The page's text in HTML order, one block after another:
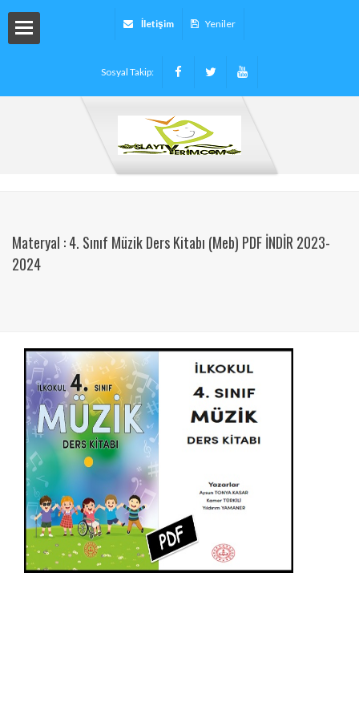
İletişim Yeniler
Sosyal Takip:
Materyal : 4. Sınıf Müzik Ders Kitabı (Meb) PDF İNDİR 2023-
2024